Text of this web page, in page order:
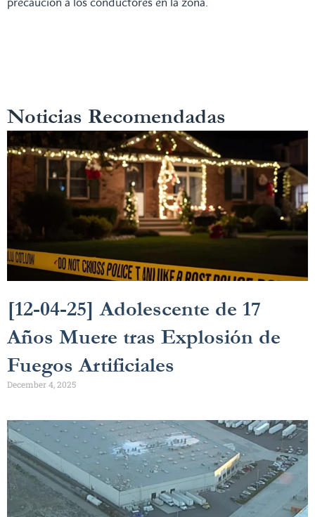
Noticias Recomendadas
[12-04-25] Adolescente de 17
Años Muere tras Explosión de
Fuegos Artificiales
December 4, 2025